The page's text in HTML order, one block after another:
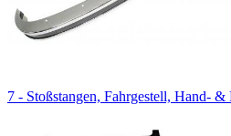
7 - Stoßstangen, Fahrgestell, Hand- &